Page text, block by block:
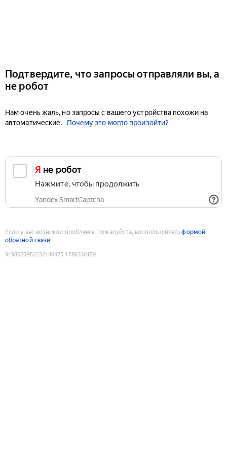
Подтвердите, что запросы отправляли вы, а
не робот
Нам очень жаль, но запросы с вашего устройства похожи на
автоматические.
Почему это могло произойти?
Я не робот
Нажмите, чтобы продолжить
Yandex SmartCaptcha
Если у вас возникли проблемы, пожалуйста, воспользуйтесьформой
обратной связи
9198525952232146475:1786336159